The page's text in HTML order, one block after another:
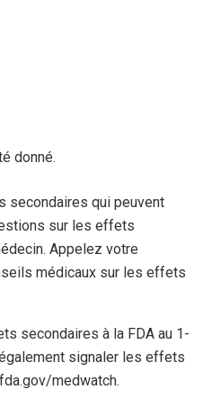
donné.
secondaires qui peuvent
sur les effets
Appelez votre
médicaux sur les effets
secondaires à la FDA au 1-
signaler les effets
medwatch.